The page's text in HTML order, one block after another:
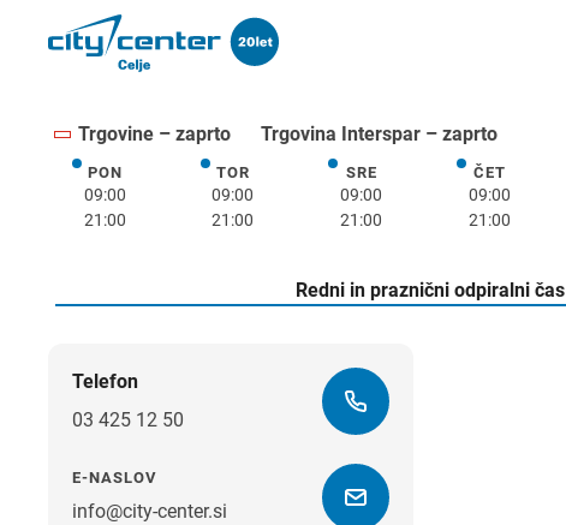
Trgovine – zaprto Trgovina Interspar – zaprto
PONponedeljek
09:00
21:00
TORtorek
09:00
21:00
SREsreda
09:00
21:00
ČETčetrtek
09:00
21:00
Redni in praznični odpiralni čas
Telefon
03 425 12 50
E-NASLOV
info@city-center.si